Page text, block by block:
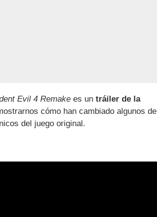
Evil 4 Remake es un tráiler de la
cómo han cambiado algunos de
del juego original.